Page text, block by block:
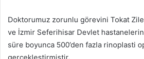
Doktorumuz zorunlu görevini Tokat
ve İzmir Seferihisar Devlet
süre boyunca 500’den fazla rinoplasti